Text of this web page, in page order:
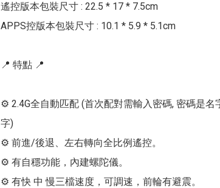
遙控版本包裝尺寸 : 22.5 * 17 * 7.5cm
APPS控版本包裝尺寸 : 10.1 * 5.9 * 5.1cm
📍 特點 📍
⚙ 2.4G全自動匹配 (首次配對需輸入密碼, 密碼是名
字)
⚙ 前進/後退、左右轉向全比例遙控。
⚙ 有自穩功能，內建螺陀儀。
⚙ 有快 中 慢三檔速度，可調速，前輪有避震。